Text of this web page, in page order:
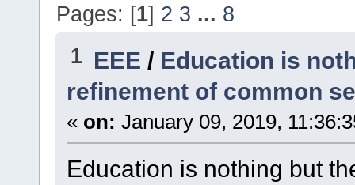
Pages: [1] 2 3 ... 8
1 EEE / Education is
refinement of common
« on: January 09, 2019,
Education is nothing but